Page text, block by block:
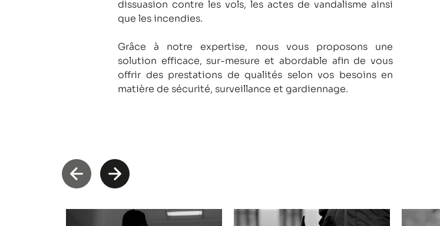
dissuasion contre les vols, les actes de vandalisme ainsi
que les incendies.
Grâce à notre expertise, nous vous proposons une
solution efficace, sur-mesure et abordable afin de vous
offrir des prestations de qualités selon vos besoins en
matière de sécurité, surveillance et gardiennage.